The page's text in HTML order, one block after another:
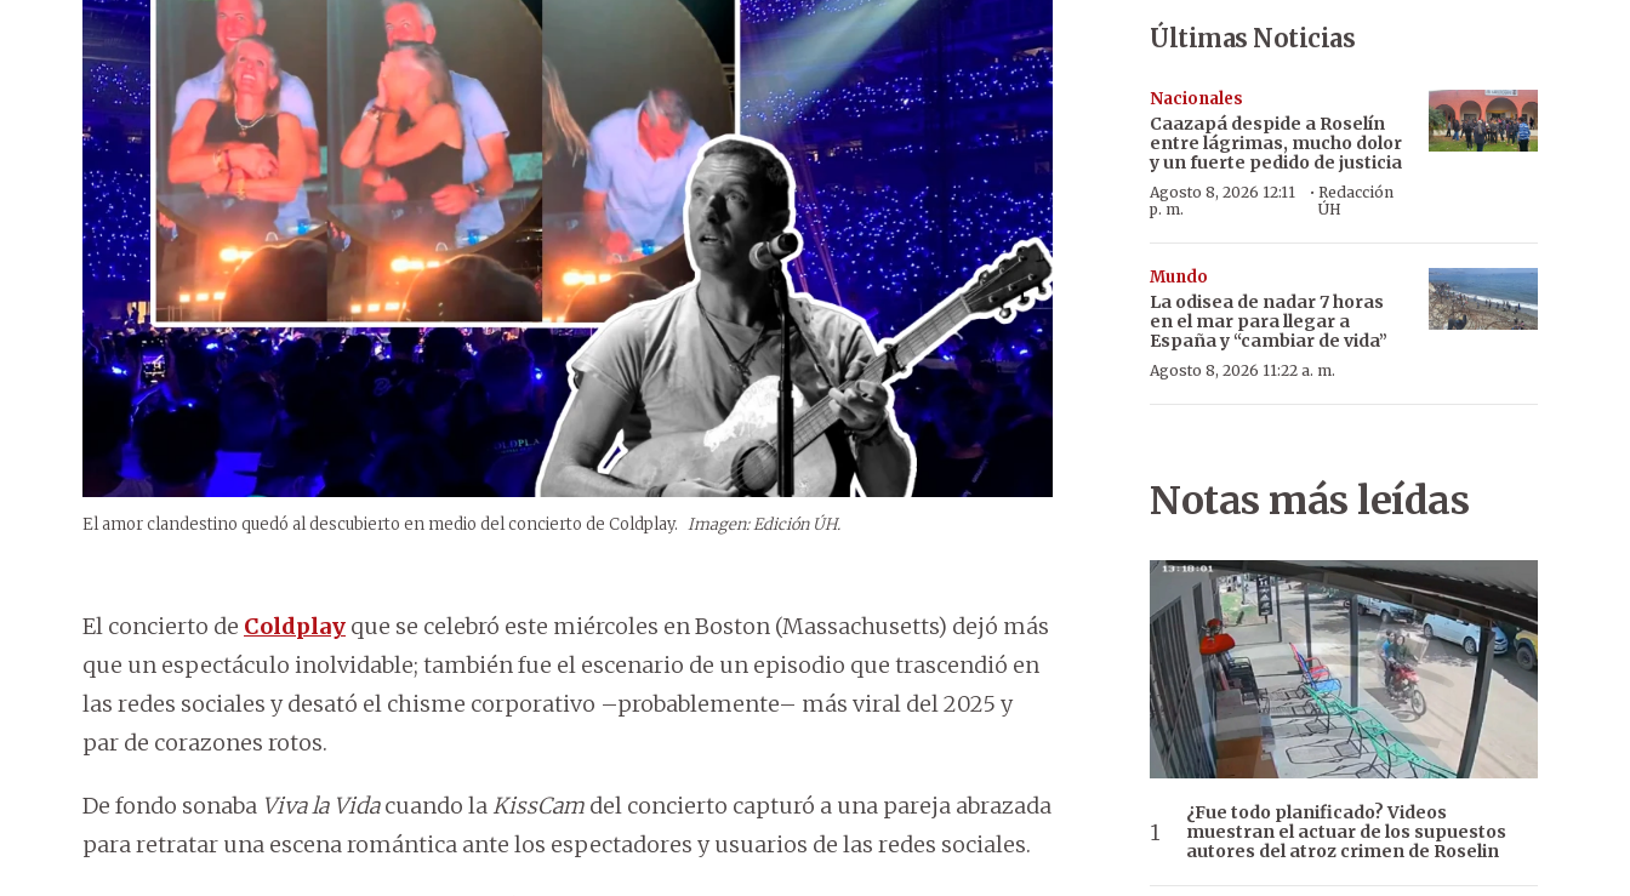
El amor clandestino quedó al descubierto en medio del concierto de Coldplay. Imagen: Edición ÚH.
El concierto de Coldplay que se celebró este miércoles en Boston (Massachusetts) dejó más
que un espectáculo inolvidable; también fue el escenario de un episodio que trascendió en
las redes sociales y desató el chisme corporativo –probablemente– más viral del 2025 y
par de corazones rotos.
De fondo sonaba Viva la Vidacuando laKissCam del concierto capturó a una pareja abrazada
para retratar una escena romántica ante los espectadores y usuarios de las redes sociales.
Últimas Noticias
Nacionales
Caazapá despide a Roselín
entre lágrimas, mucho dolor
y un fuerte pedido de justicia
Agosto 8, 2026 12:11
p. m.
· Redacción
ÚH
Mundo
La odisea de nadar 7 horas
en el mar para llegar a
España y “cambiar de vida”
Agosto 8, 2026 11:22 a. m.
Notas más leídas
¿Fue todo planificado? Videos
muestran el actuar de los supuestos
autores del atroz crimen de Roselin